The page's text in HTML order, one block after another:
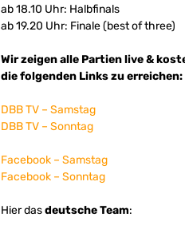
ab 18.10 Uhr: Halbfinals
ab 19.20 Uhr: Finale (best of three)
Wir zeigen alle Partien live &
die folgenden Links zu erreichen:
DBB TV – Samstag
DBB TV – Sonntag
Facebook – Samstag
Facebook – Sonntag
Hier dasdeutsche Team: